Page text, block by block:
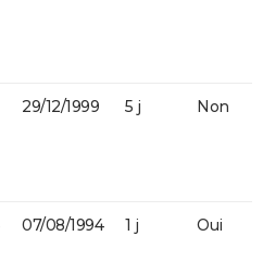
29/12/1999 5 j Non
07/08/1994 1 j Oui